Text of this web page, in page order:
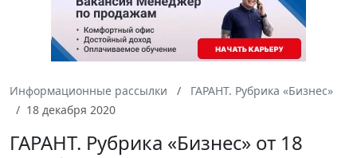
Информационные рассылки
ГАРАНТ. Рубрика «Бизнес»
18 декабря 2020
ГАРАНТ. Рубрика «Бизнес» от 18